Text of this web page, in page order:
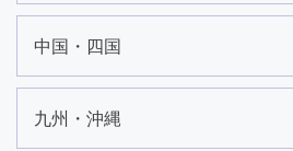
中国・四国
九州・沖縄